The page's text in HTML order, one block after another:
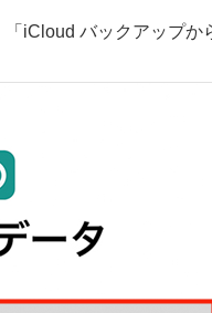
iCloud バックアップか